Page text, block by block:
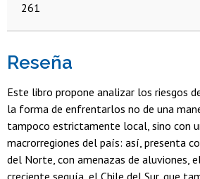
261
Reseña
Este libro propone analizar los riesgos
la forma de enfrentarlos no de una
tampoco estrictamente local, sino con
macrorregiones del país: así, presenta
del Norte, con amenazas de aluviones,